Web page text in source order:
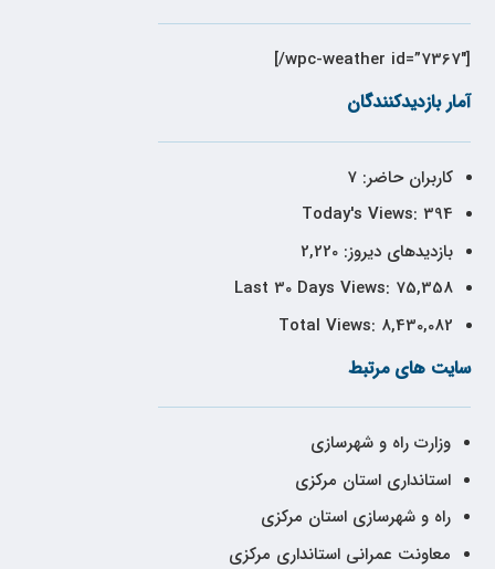
[wpc-weather id=”7367″/]
آمار بازدیدکنندگان
کاربران حاضر:7
Today's Views: 394
بازدیدهای دیروز:2,220
Last 30 Days Views: 75,358
Total Views: 8,430,082
سایت های مرتبط
وزارت راه و شهرسازی
استانداری استان مرکزی
راه و شهرسازی استان مرکزی
معاونت عمرانی استانداری مرکزی